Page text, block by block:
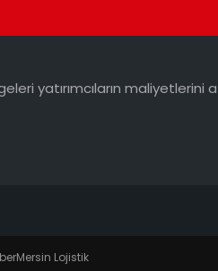
yatırımcıların maliyetlerini
Mersin Lojistik